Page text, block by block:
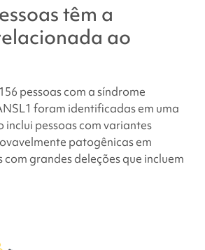
têm a
ao
pessoas com asíndrome
foram identificadas em uma
inclui pessoas com variantes
patogênicas em
com grandes deleções que incluem